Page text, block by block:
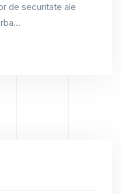
de securitate ale